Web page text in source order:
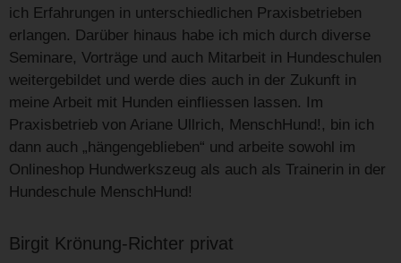
ich Erfahrungen in unterschiedlichen Praxisbetrieben
erlangen. Darüber hinaus habe ich mich durch diverse
Seminare, Vorträge und auch Mitarbeit in Hundeschulen
weitergebildet und werde dies auch in der Zukunft in
meine Arbeit mit Hunden einfliessen lassen. Im
Praxisbetrieb von Ariane Ullrich, MenschHund!, bin ich
dann auch „hängengeblieben“ und arbeite sowohl im
Onlineshop Hundwerkszeug als auch als Trainerin in der
Hundeschule MenschHund!
Birgit Krönung-Richter privat